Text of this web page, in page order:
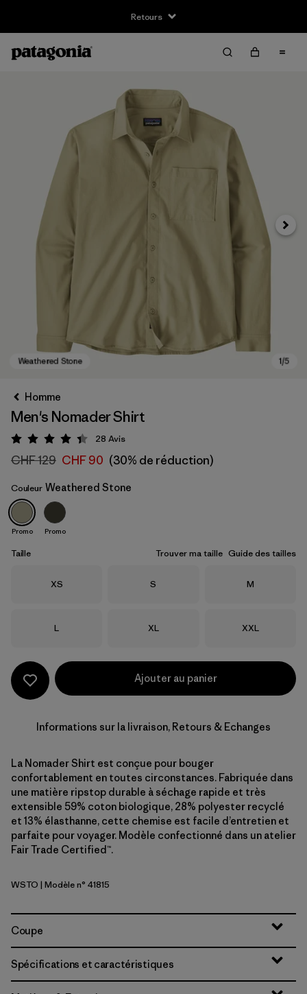
Retours
Weathered Stone
Homme
Men's Nomader Shirt
Évaluation: 4.4 / 5
28 Avis
CHF 129 CHF 90 (30% de réduction)
Couleur Weathered Stone
Promo Promo
Taille Trouver ma taille Guide des tailles
Taille
XS Taille
S Taille
M
Taille
L Taille
XL Taille
XXL
Ajouter au panier
Informations sur la livraison, Retours & Echanges
La Nomader Shirt est conçue pour bouger
confortablement en toutes circonstances. Fabriquée dans
une matière ripstop durable à séchage rapide et très
extensible 59% coton biologique, 28% polyester recyclé
et 13% élasthanne, cette chemise est facile d’entretien et
parfaite pour voyager. Modèle confectionné dans un atelier
Fair Trade Certified™.
Weathered Stone
WSTO | Modèle n° 41815
Coupe
Spécifications et caractéristiques